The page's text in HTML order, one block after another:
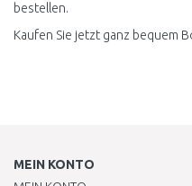
bestellen.
Kaufen Sie jetzt ganz bequem
MEIN KONTO